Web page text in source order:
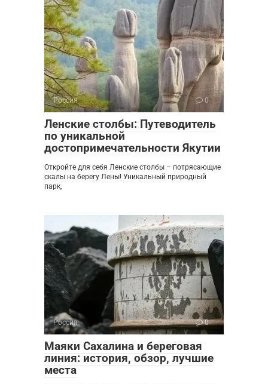
Россия 0
Ленские столбы: Путеводитель
по уникальной
достопримечательности Якутии
Откройте для себя Ленские столбы – потрясающие
скалы на берегу Лены! Уникальный природный
парк,
Россия 0
Маяки Сахалина и береговая
линия: история, обзор, лучшие
места